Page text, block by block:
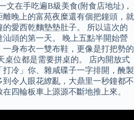
文在手吃遍B級美食(附食店地址)，
晚上的富苑夜糜還有個把鐘頭，就
愛西乾麵墊墊肚子。 所以這次的
頭的第一天。 晚上五點半開始營
身布衣一雙布鞋，更像是打把勢的
桌位都是需要拼桌的。 店內開放式
冷」你、雜咸碟子一字排開，醃製
令人眼花繚亂，大鼎里一秒鐘都不
四輪板車上源源不斷地推上來。